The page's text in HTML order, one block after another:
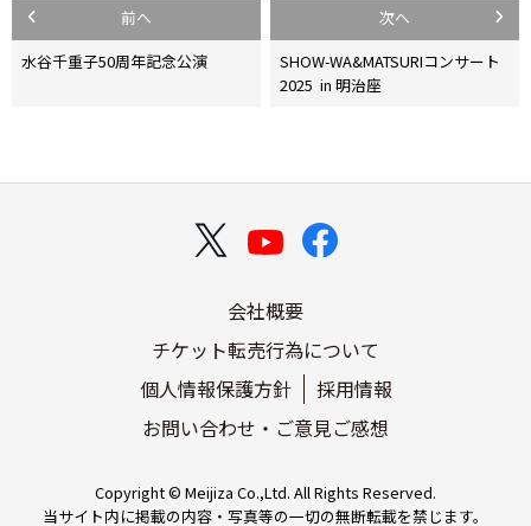
投
稿
前へ
水谷千重子50周年記念公演
次へ
SHOW-WA&MATSURIコンサート
2025 in 明治座
会社概要
チケット転売行為について
個人情報保護方針
採用情報
お問い合わせ・ご意見ご感想
Copyright © Meijiza Co.,Ltd. All Rights Reserved.
当サイト内に掲載の内容・写真等の一切の無断転載を禁じます。